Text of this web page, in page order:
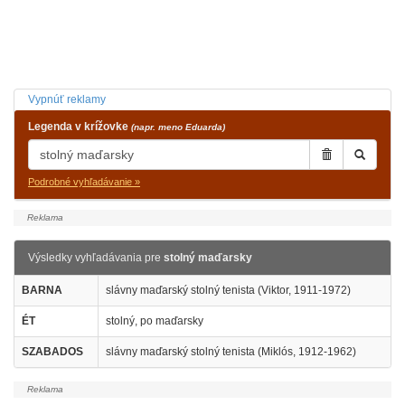
Vypnúť reklamy
Legenda v krížovke (napr. meno Eduarda)
Podrobné vyhľadávanie »
Výsledky vyhľadávania pre stolný maďarsky
BARNA slávny maďarský stolný tenista (Viktor, 1911-1972)
ÉT stolný, po maďarsky
SZABADOS slávny maďarský stolný tenista (Miklós, 1912-1962)